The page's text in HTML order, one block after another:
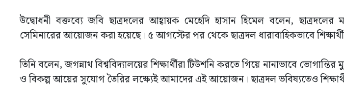
উদ্বোধনী বক্তব্যে জবি ছাত্রদলের আহ্বায়ক মেহেদি হাসান হিমেল বলেন,
সেমিনারের আয়োজন করা হয়েছে। ৫ আগস্টের পর থেকে ছাত্রদল ধারাবাহিকভাবে
তিনি বলেন, জগন্নাথ বিশ্ববিদ্যালয়ের শিক্ষার্থীরা টিউশনি করতে গিয়ে নানাভাবে ভোগান্তির
ও বিকল্প আয়ের সুযোগ তৈরির লক্ষ্যেই আমাদের এই আয়োজন। ছাত্রদল ভবিষ্যতেও